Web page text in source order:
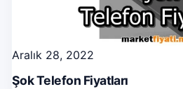
Aralık 28, 2022
Şok Telefon Fiyatları